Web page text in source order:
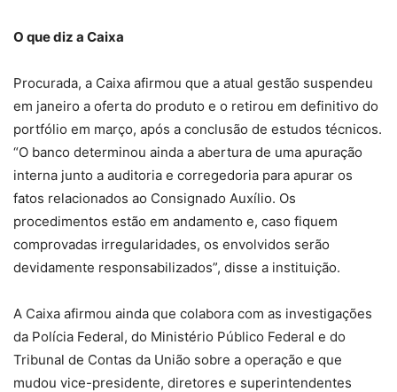
O que diz a Caixa
Procurada, a Caixa afirmou que a atual gestão suspendeu
em janeiro a oferta do produto e o retirou em definitivo do
portfólio em março, após a conclusão de estudos técnicos.
“O banco determinou ainda a abertura de uma apuração
interna junto a auditoria e corregedoria para apurar os
fatos relacionados ao Consignado Auxílio. Os
procedimentos estão em andamento e, caso fiquem
comprovadas irregularidades, os envolvidos serão
devidamente responsabilizados”, disse a instituição.
A Caixa afirmou ainda que colabora com as investigações
da Polícia Federal, do Ministério Público Federal e do
Tribunal de Contas da União sobre a operação e que
mudou vice-presidente, diretores e superintendentes